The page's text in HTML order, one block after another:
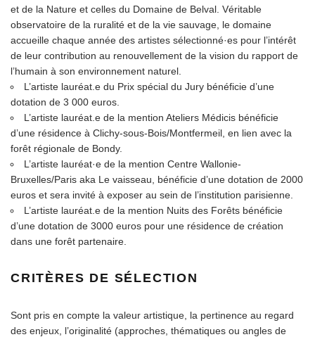
et de la Nature et celles du Domaine de Belval. Véritable
observatoire de la ruralité et de la vie sauvage, le domaine
accueille chaque année des artistes sélectionné·es pour l’intérêt
de leur contribution au renouvellement de la vision du rapport de
l’humain à son environnement naturel.
L’artiste lauréat.e du Prix spécial du Jury bénéficie d’une
dotation de 3 000 euros.
L’artiste lauréat.e de la mention Ateliers Médicis bénéficie
d’une résidence à Clichy-sous-Bois/Montfermeil, en lien avec la
forêt régionale de Bondy.
L’artiste lauréat·e de la mention Centre Wallonie-
Bruxelles/Paris aka Le vaisseau, bénéficie d’une dotation de 2000
euros et sera invité à exposer au sein de l’institution parisienne.
L’artiste lauréat.e de la mention Nuits des Forêts bénéficie
d’une dotation de 3000 euros pour une résidence de création
dans une forêt partenaire.
CRITÈRES DE SÉLECTION
Sont pris en compte la valeur artistique, la pertinence au regard
des enjeux, l’originalité (approches, thématiques ou angles de